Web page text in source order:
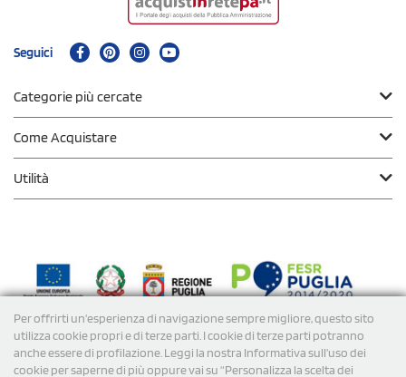
Per offrirti un'esperienza di navigazione sempre migliore, questo sito
utilizza cookie propri e di terze parti. I cookie di terze parti potranno
anche essere di profilazione. Leggi la nostra Informativa sull’uso dei
cookie per saperne di più oppure vai su “Personalizza la scelta dei
Seguici
Categorie più cercate
Come Acquistare
Utilità
Modalità diPagamento